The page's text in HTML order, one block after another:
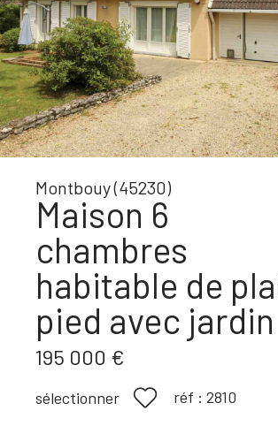
Montbouy (45230)
Maison 6
chambres
habitable de
pied avec jardin
195 000 €
sélectionner réf :2810